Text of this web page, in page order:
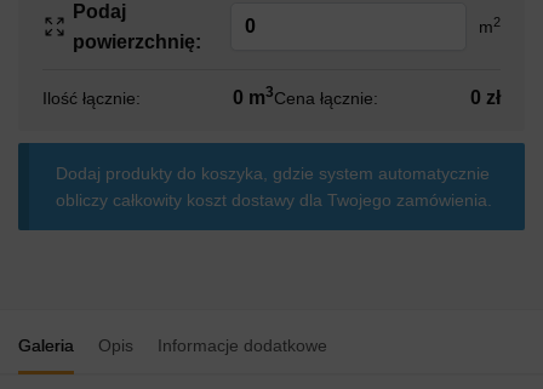
Podaj
powierzchnię:
m2
Ilość łącznie: 0 m3Cena łącznie: 0 zł
Dodaj produkty do koszyka, gdzie system automatycznie
obliczy całkowity koszt dostawy dla Twojego zamówienia.
Galeria Opis Informacje dodatkowe